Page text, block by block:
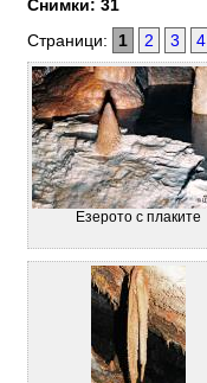
Снимки: 31
Страници:
1 2 3 4
Езерото с плаките